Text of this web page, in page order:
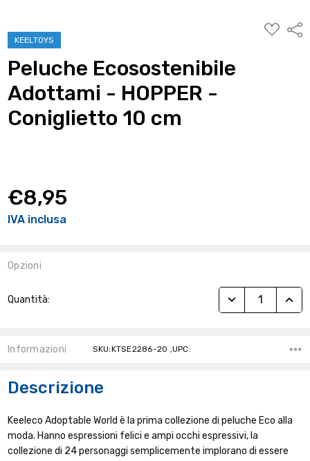
KEELTOYS
ALLA
Peluche Ecosostenibile
Adottami - HOPPER -
Coniglietto 10 cm
€8,95
IVA inclusa
Opzioni
Attuale:
Quantità: RIDUCI
Informazioni SKU:KTSE2286-20 ,UPC:
Descrizione
Keeleco Adoptable World è la prima collezione di peluche Eco alla
moda. Hanno espressioni felici e ampi occhi espressivi, la
collezione di 24 personaggi semplicemente implorano di essere